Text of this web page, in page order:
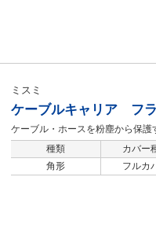
ミスミ
ケーブルキャリア フ
ケーブル・ホースを粉塵から保
す。フラップは左右どちらから
要技術情報ページをご覧くださ
ec.com/pdf/fa/2015/p1_681.pdf ※リンク・取付ブラケットの単体販売は承って
種類 カバー
角形
フルカ